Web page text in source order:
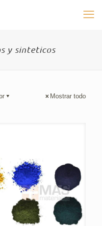
y sinteticos
Mostrar todo